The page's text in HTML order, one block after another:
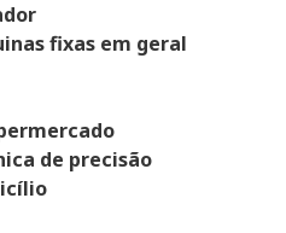
fixas em geral
de precisão